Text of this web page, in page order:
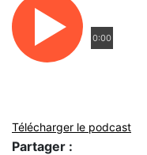
0:00
Télécharger le podcast
Partager :